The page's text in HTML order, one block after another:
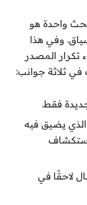
واحدة هو
وفي هذا
تكرار المصدر
في ثلاثة جوانب:
فقط.
يضيق فيه
لاحقًا في